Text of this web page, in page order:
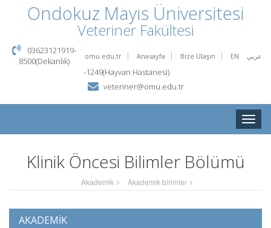
Ondokuz Mayıs Üniversitesi
Veteriner Fakültesi
omu.edu.tr Anasayfa Bize Ulaşın EN عربي
03623121919-
8500(Dekanlık)
-1249(Hayvan Hastanesi)
veteriner@omu.edu.tr
Toggle
Klinik Öncesi Bilimler Bölümü
Akademi̇k Akademik birimler
AKADEMİK